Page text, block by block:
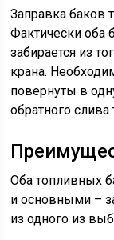
Заправка баков
Фактически оба
забирается из
крана.
повернуты в
обратного слива
Оба топливных
и основными –
из одного из